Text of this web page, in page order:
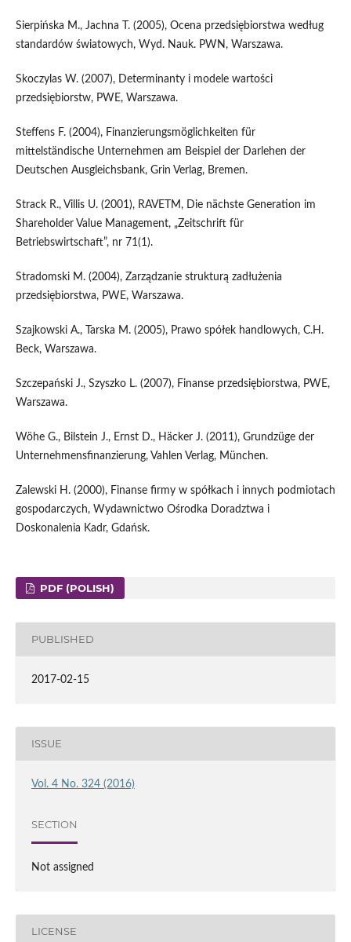
Sierpińska M., Jachna T. (2005), Ocena przedsiębiorstwa według
standardów światowych, Wyd. Nauk. PWN, Warszawa.
Skoczylas W. (2007), Determinanty i modele wartości
przedsiębiorstw, PWE, Warszawa.
Steffens F. (2004), Finanzierungsmöglichkeiten für
mittelständische Unternehmen am Beispiel der Darlehen der
Deutschen Ausgleichsbank, Grin Verlag, Bremen.
Strack R., Villis U. (2001), RAVETM, Die nächste Generation im
Shareholder Value Management, „Zeitschrift für
Betriebswirtschaft”, nr 71(1).
Stradomski M. (2004), Zarządzanie strukturą zadłużenia
przedsiębiorstwa, PWE, Warszawa.
Szajkowski A., Tarska M. (2005), Prawo spółek handlowych, C.H.
Beck, Warszawa.
Szczepański J., Szyszko L. (2007), Finanse przedsiębiorstwa, PWE,
Warszawa.
Wöhe G., Bilstein J., Ernst D., Häcker J. (2011), Grundzüge der
Unternehmensfinanzierung, Vahlen Verlag, München.
Zalewski H. (2000), Finanse firmy w spółkach i innych podmiotach
gospodarczych, Wydawnictwo Ośrodka Doradztwa i
Doskonalenia Kadr, Gdańsk.
PDF (POLISH)
PUBLISHED
2017-02-15
ISSUE
Vol. 4 No. 324 (2016)
SECTION
Not assigned
LICENSE